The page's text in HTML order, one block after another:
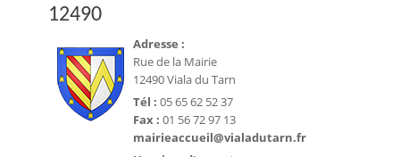
12490
Adresse :
Rue de la Mairie
12490 Viala du Tarn
Tél : 05 65 62 52 37
Fax : 01 56 72 97 13
mairieaccueil@vialadutarn.fr